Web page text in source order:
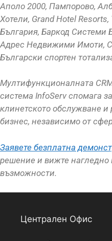
Аполо 2000, Пампорово,
Хотели, Grand Hotel
България, Баркод Системи
Адрес Недвижими Имоти,
Български спортен
Мултифункционалната
система InfoServ спомага
клинетското обслужване и
бизнес, независимо от
Заявете безплатна
решение и вижте нагледно
възможности.
Централен Офис